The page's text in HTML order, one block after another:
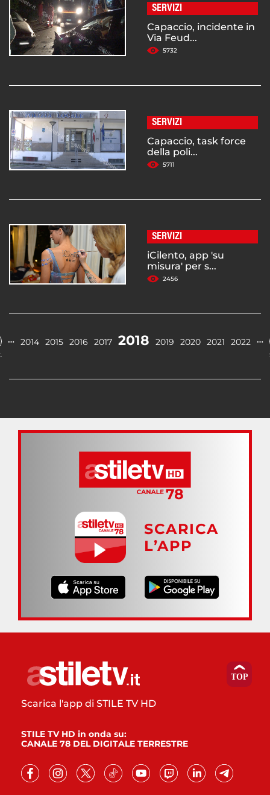
SERVIZI
Capaccio, incidente in
Via Feud...
5732
SERVIZI
Capaccio, task force
della poli...
5711
SERVIZI
iCilento, app 'su
misura' per s...
2456
… 2014 2015 2016 2017 2018 2019 2020 2021 2022 …
SCARICA
L’APP
Scarica l'app di STILE TV HD
STILE TV HD in onda su:
CANALE 78 DEL DIGITALE TERRESTRE